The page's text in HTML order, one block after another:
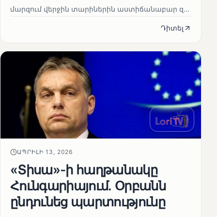
մարզում վերջին տարիներին աստիճանաբար զ...
Դիտել
ԱՊՐԻԼԻ 13, 2026
«Տիսա»-ի հաղթանակը
Հունգարիայում․ Օրբանն
ընդունեց պարտությունը